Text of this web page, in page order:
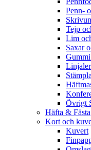
Penn-
Tejp
Lim
Saxar
Övrigt
Häfta & Fästa
Kort och
Kuvert